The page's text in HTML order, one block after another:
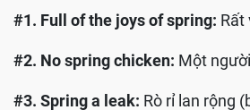
#1. Full of the joys of spring: Rất
#2. No spring chicken: Một
#3. Spring a leak: Rò rỉ lan rộng